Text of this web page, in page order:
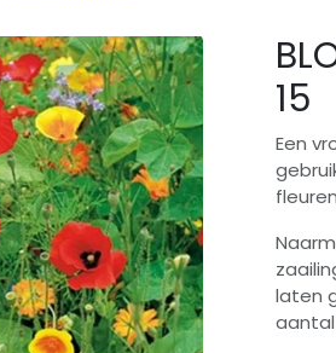
15
Een
laten